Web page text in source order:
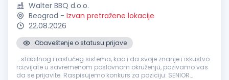
Walter BBQ d.o.o.
Beograd - Izvan pretražene lokacije
22.08.2026
Obaveštenje o statusu prijave
...stabilnog i rastućeg sistema, kao i da svoje znanje i iskustvo
razvijate u savremenom poslovnom okruženju, pozivamo vas
da se prijavite. Raspisujemo konkurs za poziciju: SENIOR